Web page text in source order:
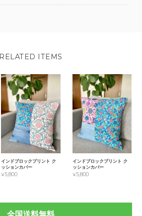
RELATED ITEMS
インドブロックプリント ク
ッションカバー
¥5,800
インドブロックプリント ク
ッションカバー
¥5,800